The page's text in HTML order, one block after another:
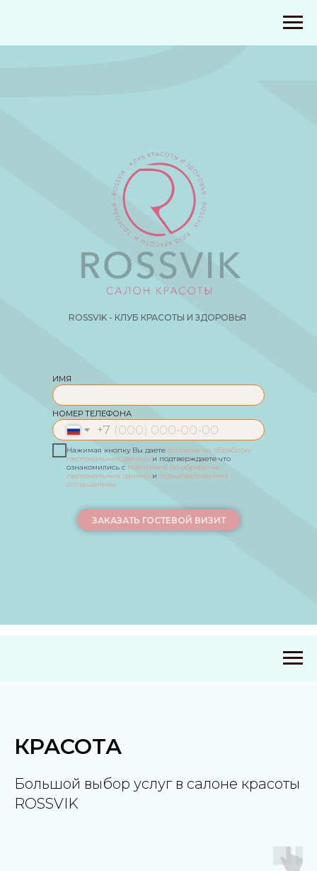
ИМЯ
НОМЕР ТЕЛЕФОНА
+7
Нажимая кнопку Вы даете согласие на обработку
персональных данных и подтверждаете что
ознакомились с политикой по обработке
персональных данных и пользовательским
соглашением
ЗАКАЗАТЬ ГОСТЕВОЙ ВИЗИТ
ROSSVIK - КЛУБ КРАСОТЫ И ЗДОРОВЬЯ
КРАСОТА
Большой выбор услуг в салоне красоты
ROSSVIK